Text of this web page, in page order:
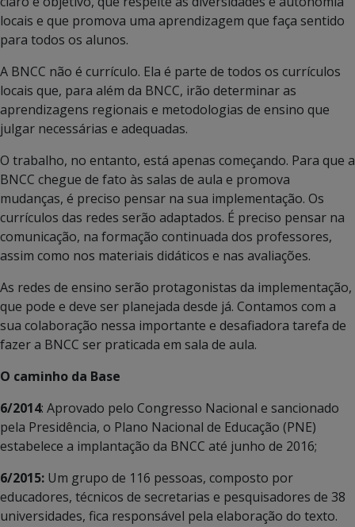
locais e que promova uma aprendizagem que faça sentido
para todos os alunos.
A BNCC não é currículo. Ela é parte de todos os currículos
locais que, para além da BNCC, irão determinar as
aprendizagens regionais e metodologias de ensino que
julgar necessárias e adequadas.
O trabalho, no entanto, está apenas começando. Para que a
BNCC chegue de fato às salas de aula e promova
mudanças, é preciso pensar na sua implementação. Os
currículos das redes serão adaptados. É preciso pensar na
comunicação, na formação continuada dos professores,
assim como nos materiais didáticos e nas avaliações.
As redes de ensino serão protagonistas da implementação,
que pode e deve ser planejada desde já. Contamos com a
sua colaboração nessa importante e desafiadora tarefa de
fazer a BNCC ser praticada em sala de aula.
O caminho da Base
6/2014: Aprovado pelo Congresso Nacional e sancionado
pela Presidência, o Plano Nacional de Educação (PNE)
estabelece a implantação da BNCC até junho de 2016;
6/2015: Um grupo de 116 pessoas, composto por
educadores, técnicos de secretarias e pesquisadores de 38
universidades, fica responsável pela elaboração do texto.